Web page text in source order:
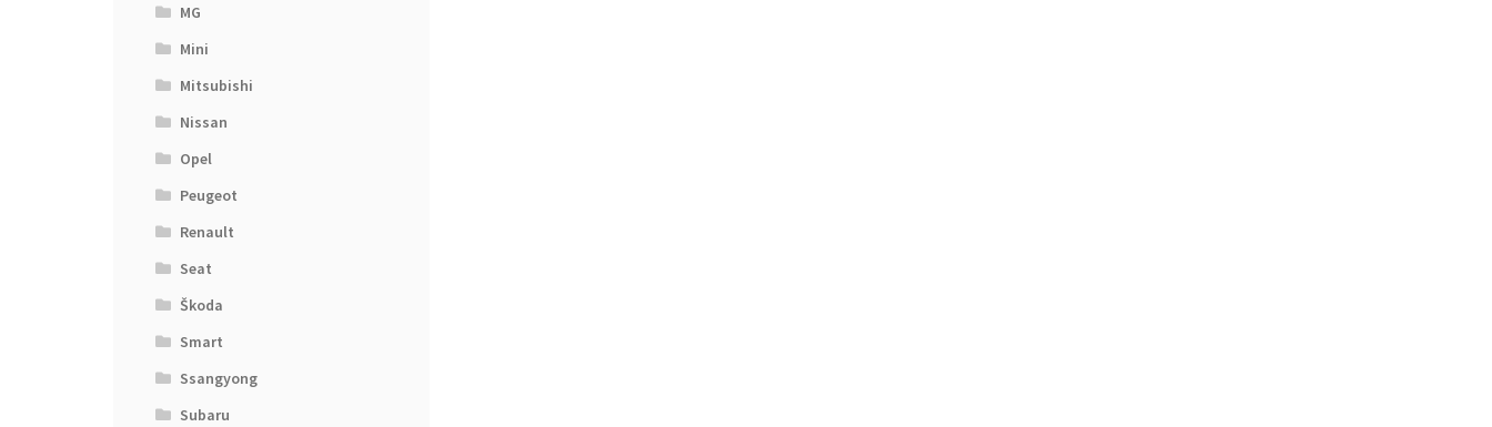
MG
Mini
Mitsubishi
Nissan
Opel
Peugeot
Renault
Seat
Škoda
Smart
Ssangyong
Subaru